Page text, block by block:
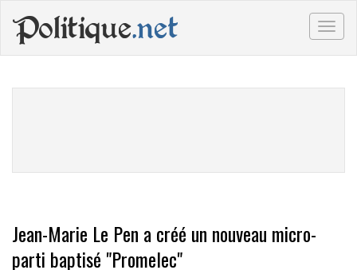
Politique.net
Jean-Marie Le Pen a créé un nouveau micro-
parti baptisé "Promelec"